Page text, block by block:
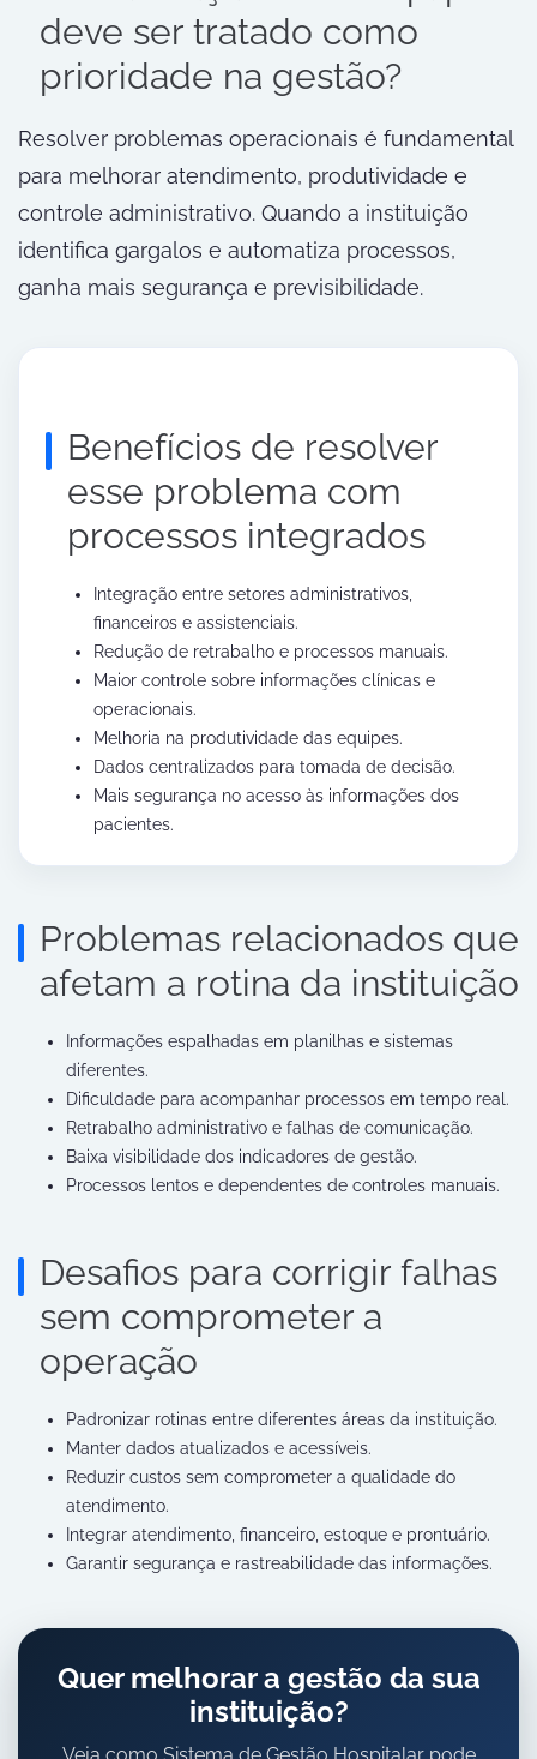
deve ser tratado como
prioridade na gestão?
Resolver problemas operacionais é fundamental
para melhorar atendimento, produtividade e
controle administrativo. Quando a instituição
identifica gargalos e automatiza processos,
ganha mais segurança e previsibilidade.
Benefícios de resolver
esse problema com
processos integrados
Integração entre setores administrativos,
financeiros e assistenciais.
Redução de retrabalho e processos manuais.
Maior controle sobre informações clínicas e
operacionais.
Melhoria na produtividade das equipes.
Dados centralizados para tomada de decisão.
Mais segurança no acesso às informações dos
pacientes.
Problemas relacionados que
afetam a rotina da instituição
Informações espalhadas em planilhas e sistemas
diferentes.
Dificuldade para acompanhar processos em tempo real.
Retrabalho administrativo e falhas de comunicação.
Baixa visibilidade dos indicadores de gestão.
Processos lentos e dependentes de controles manuais.
Desafios para corrigir falhas
sem comprometer a
operação
Padronizar rotinas entre diferentes áreas da instituição.
Manter dados atualizados e acessíveis.
Reduzir custos sem comprometer a qualidade do
atendimento.
Integrar atendimento, financeiro, estoque e prontuário.
Garantir segurança e rastreabilidade das informações.
Quer melhorar a gestão da sua
instituição?
Veja como Sistema de Gestão Hospitalar pode